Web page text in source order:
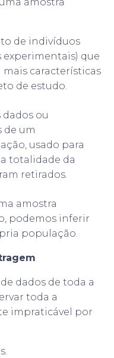
de indivíduos
experimentais) que
características
de estudo.
dados ou
de um
usado para
totalidade da
retirados.
amostra
podemos inferir
população.
dados de toda a
toda a
impraticável por